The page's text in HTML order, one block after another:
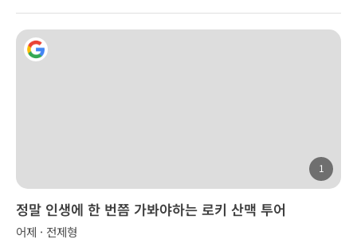
1
정말 인생에 한 번쯤 가봐야하는 로키 산맥 투어
어제 · 전제형